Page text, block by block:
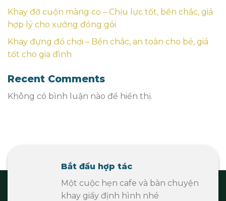
Khay đỡ cuộn màng co – Chịu lực tốt, bền chắc, giá
hợp lý cho xưởng đóng gói
Khay đựng đồ chơi – Bền chắc, an toàn cho bé, giá
tốt cho gia đình
Recent Comments
Không có bình luận nào để hiển thị.
Bắt đầu hợp tác
Một cuộc hẹn cafe và bàn chuyện
khay giấy định hình nhé